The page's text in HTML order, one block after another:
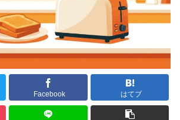
Facebook はてブ